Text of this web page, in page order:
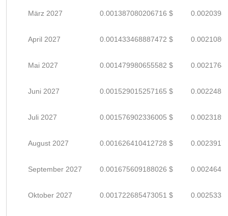
März 2027 0.001387080206716 $
April 2027 0.001433468887472 $
Mai 2027 0.001479980655582 $
Juni 2027 0.001529015257165 $
Juli 2027 0.001576902336005 $
August 2027 0.001626410412728 $
September 2027 0.001675609188026 $
Oktober 2027 0.001722685473051 $